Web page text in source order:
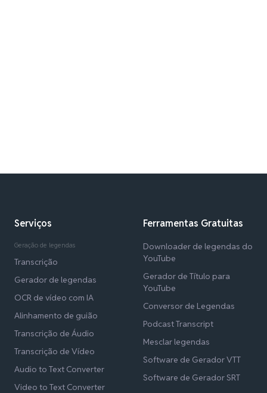
Serviços
Geração de legendas
Transcrição
Gerador de legendas
OCR de vídeo com IA
Alinhamento de guião
Transcrição de Áudio
Transcrição de Vídeo
Audio to Text Converter
Video to Text Converter
Ferramentas Gratuitas
Downloader de legendas do
YouTube
Gerador de Título para
YouTube
Conversor de Legendas
Podcast Transcript
Mesclar legendas
Software de Gerador VTT
Software de Gerador SRT